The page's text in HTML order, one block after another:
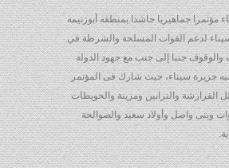
جماهيريا حاشدا بمنطقه أبوزنيمه
لدعم القوات المسلحة والشرطة في
جنبا إلى جنب مع جهود الدولة
جزيرة سيناء، حيث شارك فى المؤتمر
القرارشة والترابين ومزينة والحويطات
وبنى واصل وأولاد سعيد والصوالحة